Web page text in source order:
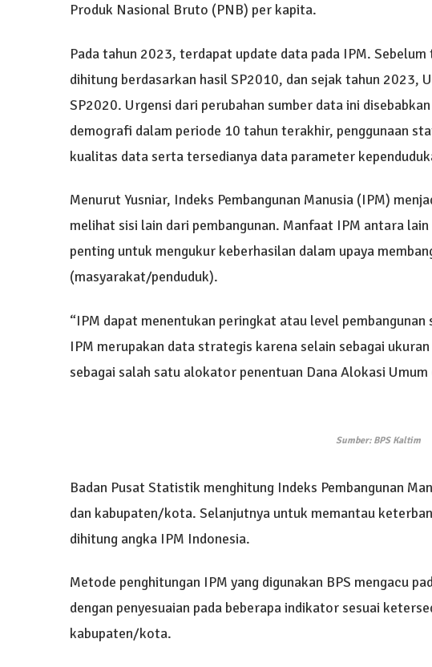
Produk Nasional Bruto (PNB) per kapita.
Pada tahun 2023, terdapat update data pada IPM.
dihitung berdasarkan hasil SP2010, dan sejak tahun 2023,
SP2020. Urgensi dari perubahan sumber data ini
demografi dalam periode 10 tahun terakhir, penggunaan
kualitas data serta tersedianya data parameter
Menurut Yusniar, Indeks Pembangunan Manusia (IPM)
melihat sisi lain dari pembangunan. Manfaat IPM antara
penting untuk mengukur keberhasilan dalam upaya
(masyarakat/penduduk).
“IPM dapat menentukan peringkat atau level
IPM merupakan data strategis karena selain sebagai
sebagai salah satu alokator penentuan Dana Alokasi Umum
Sumber: BPS Kaltim
Badan Pusat Statistik menghitung Indeks Pembangunan
dan kabupaten/kota. Selanjutnya untuk memantau
dihitung angka IPM Indonesia.
Metode penghitungan IPM yang digunakan BPS mengacu
dengan penyesuaian pada beberapa indikator sesuai
kabupaten/kota.